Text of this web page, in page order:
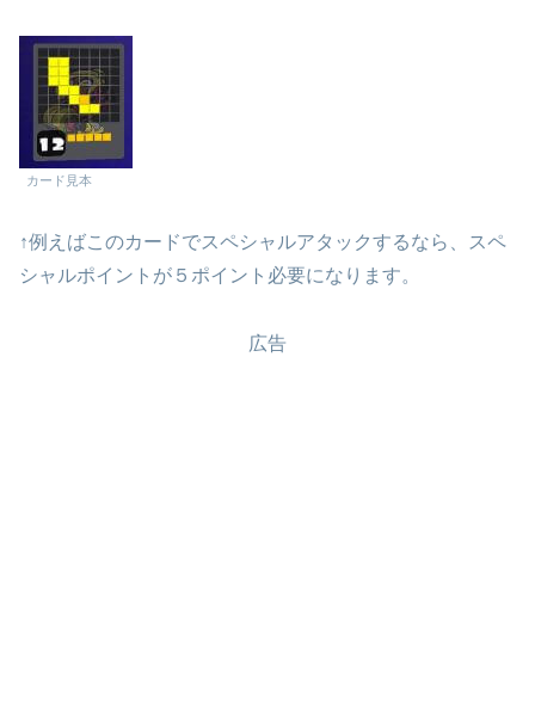
カード見本
↑例えばこのカードでスペシャルアタックするなら、スペ
シャルポイントが５ポイント必要になります。
広告